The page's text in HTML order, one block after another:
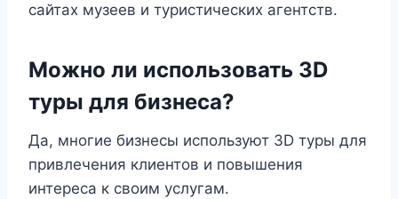
сайтах музеев и туристических агентств.
Можно ли использовать 3D
туры для бизнеса?
Да, многие бизнесы используют 3D туры для
привлечения клиентов и повышения
интереса к своим услугам.